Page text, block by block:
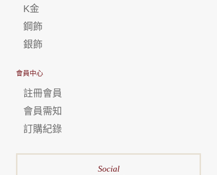
K金
鋼飾
銀飾
會員中心
註冊會員
會員需知
訂購紀錄
Social